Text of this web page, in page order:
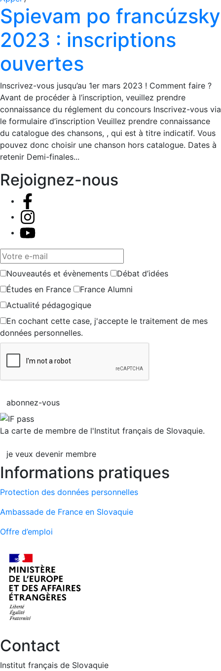
Spievam po francúzsky
2023 : inscriptions
ouvertes
Inscrivez-vous jusqu’au 1er mars 2023 ! Comment faire ?
Avant de procéder à l’inscription, veuillez prendre
connaissance du réglement du concours Inscrivez-vous via
le formulaire d’inscription Veuillez prendre connaissance
du catalogue des chansons, , qui est à titre indicatif. Vous
pouvez donc choisir une chanson hors catalogue. Dates à
retenir Demi-finales...
Rejoignez-nous
Votre e-mail
Nouveautés et évènements
Débat d’idées
Études en France
France Alumni
Actualité pédagogique
En cochant cette case, j'accepte le traitement de mes
données personnelles.
abonnez-vous
La carte de membre de l'Institut français de Slovaquie.
je veux devenir membre
Informations pratiques
Protection des données personnelles
Ambassade de France en Slovaquie
Offre d’emploi
Contact
Institut français de Slovaquie